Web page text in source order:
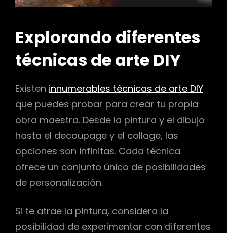
Explorando diferentes
técnicas de arte DIY
Existen innumerables técnicas de arte DIY
que puedes probar para crear tu propia
obra maestra. Desde la pintura y el dibujo
hasta el decoupage y el collage, las
opciones son infinitas. Cada técnica
ofrece un conjunto único de posibilidades
de personalización.
Si te atrae la pintura, considera la
posibilidad de experimentar con diferentes